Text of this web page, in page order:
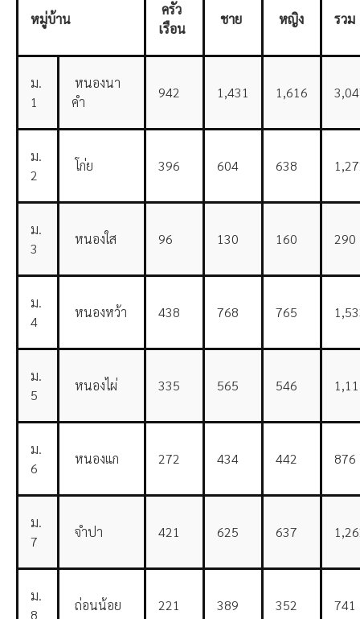
หมู่บ้าน
ครัว
เรือน
ชาย หญิง รวม
ม.
1
หนองนา
คำ
942 1,431 1,616
ม.
2
โก่ย 396 604 638
ม.
3
หนองใส 96 130 160 290
ม.
4
หนองหว้า 438 768 765
ม.
5
หนองไผ่ 335 565 546
ม.
6
หนองแก 272 434 442 876
ม.
7
จำปา 421 625 637
ม.
8
ถ่อนน้อย 221 389 352 741